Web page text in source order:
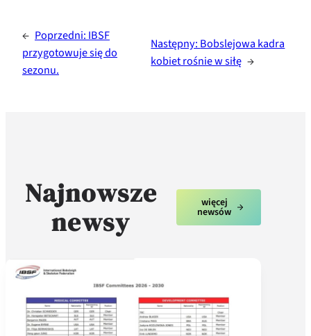
← Poprzedni: IBSF
przygotowuje się do
sezonu.
Następny: Bobslejowa kadra
kobiet rośnie w siłę →
Najnowsze
newsy
więcej
newsów